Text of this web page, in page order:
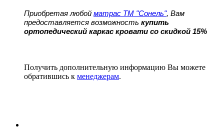
Приобретая любой матрас ТМ "Сонель", Вам
предоставляется возможность купить
ортопедический каркас кровати со скидкой 15%
Получить дополнительную информацию Вы можете
обратившись к менеджерам.